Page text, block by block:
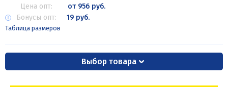
Цена опт:
от 956 руб.
Бонусы опт:
19 руб.
Таблица размеров
Выбор товара